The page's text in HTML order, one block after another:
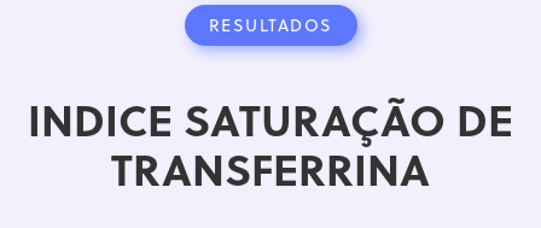
RESULTADOS
INDICE SATURAÇÃO DE
TRANSFERRINA